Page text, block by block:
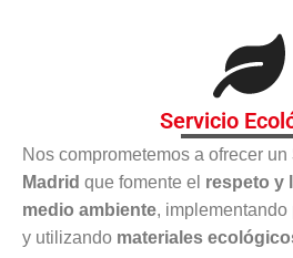
Servicio
Nos comprometemos a ofrecer un
Madrid que fomente el respeto y
medio ambiente, implementando
y utilizando materiales